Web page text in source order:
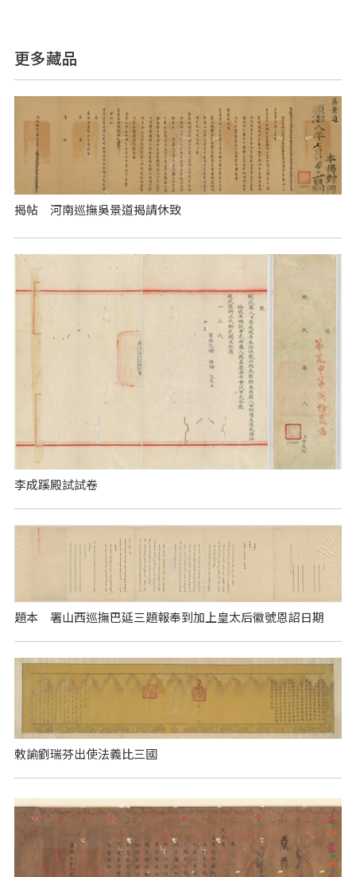
更多藏品
揭帖 河南巡撫吳景道揭請休致
李成蹊殿試試卷
題本 署山西巡撫巴延三題報奉到加上皇太后徽號恩詔日期
敕諭劉瑞芬出使法義比三國